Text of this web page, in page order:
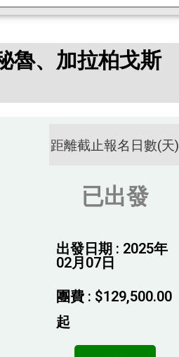
魯、加拉柏戈斯
距離截止報名日數(天)
已出發
出發日期 : 2025年
02月07日
團費 : $129,500.00
起